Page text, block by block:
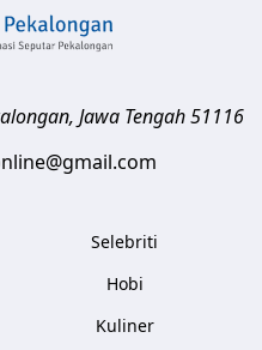
, Jawa Tengah51116
Selebriti
Hobi
Kuliner